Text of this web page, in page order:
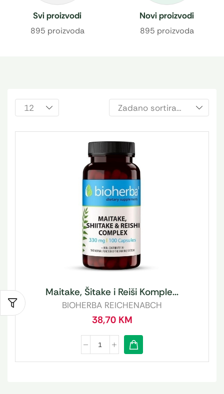
Svi proizvodi
895 proizvoda
Novi proizvodi
895 proizvoda
Maitake, Šitake i Reiši Komple...
BIOHERBA REICHENABCH
38,70 KM